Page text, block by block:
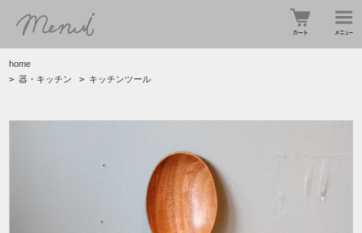
home
> 器・キッチン > キッチンツール